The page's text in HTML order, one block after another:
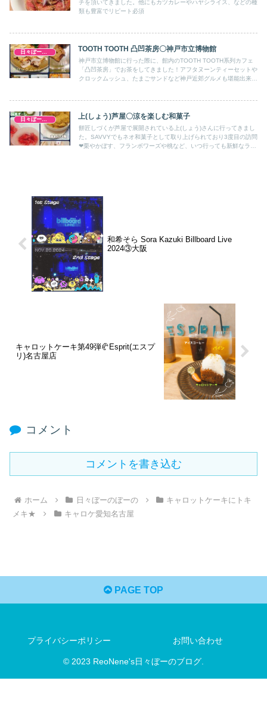
チを頂いてきました。他にもカツカレーやハヤシライス、などの種
類も豊富でリピート必須
TOOTH TOOTH 凸凹茶房〇神戸市立博物館
神戸市立博物館に行った際に、館内のTOOTH TOOTH系列カフェ
「凸凹茶房」でお茶をしてきました！アフタヌーンティーセットや
クロックムッシュ、たまごサンドなど神戸近郊グルメも堪能出来た
上(しょう)芦屋〇涼を楽しむ和菓子
餅匠しづくが芦屋で展開されている上(しょう)さんに行ってきまし
た。SAVVYでもネオ和菓子として取り上げられており3度目の訪問
❤栗やかぼす、フランボワーズや桃など、いつ行っても新鮮なライ
和希そら Sora Kazuki Billboard Live
2024③大阪
キャロットケーキ第49弾🥐Esprit(エスプ
リ)名古屋店
コメント
コメントを書き込む
ホーム 日々ぼーのぼーの
キャロットケーキにトキ
メキ★
キャロケ愛知名古屋
PAGE TOP
プライバシーポリシー お問い合わせ
© 2023 ReoNene's日々ぼーのブログ.